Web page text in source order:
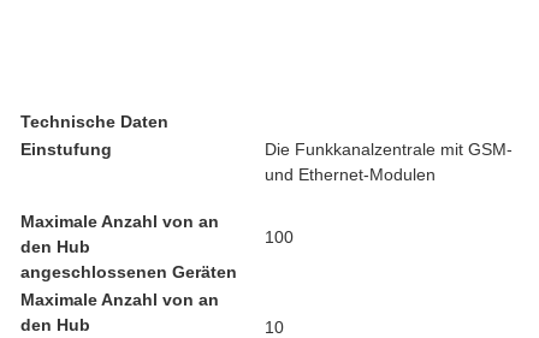
Technische Daten
Einstufung
Die Funkkanalzentrale mit GSM-
und Ethernet-Modulen
Maximale Anzahl von an
den Hub
angeschlossenen Geräten
100
Maximale Anzahl von an
den Hub
10